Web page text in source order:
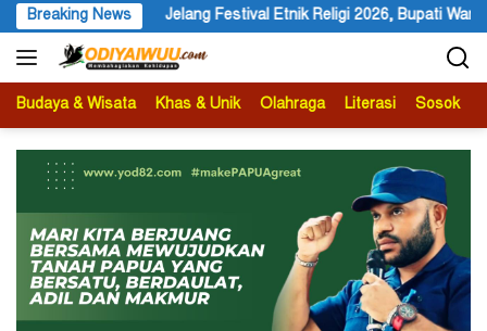
Langsung
ke
konten
Breaking News
Religi 2026, Bupati Wandik Ajak Wisatawan Mancanegara Datang
Budaya & Wisata Khas & Unik Olahraga Literasi Sosok